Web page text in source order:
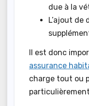
due à la
L’ajout
Il est donc
assurance
charge tout ou